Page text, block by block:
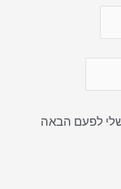
לפעם הבאה